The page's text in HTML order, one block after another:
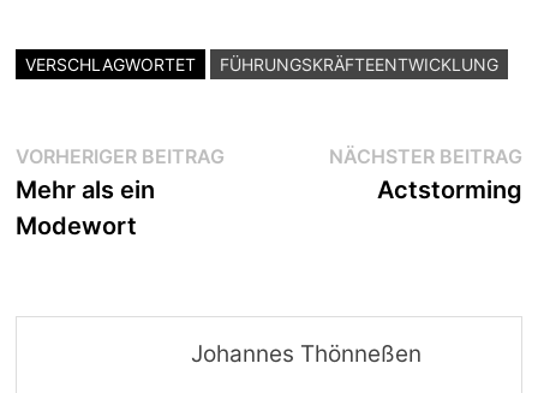
VERSCHLAGWORTET FÜHRUNGSKRÄFTEENTWICKLUNG
Beitragsnavigation
VORHERIGER BEITRAG Vorheriger
Mehr als ein
Modewort
NÄCHSTER BEITRAG
Actstorming
Johannes Thönneßen